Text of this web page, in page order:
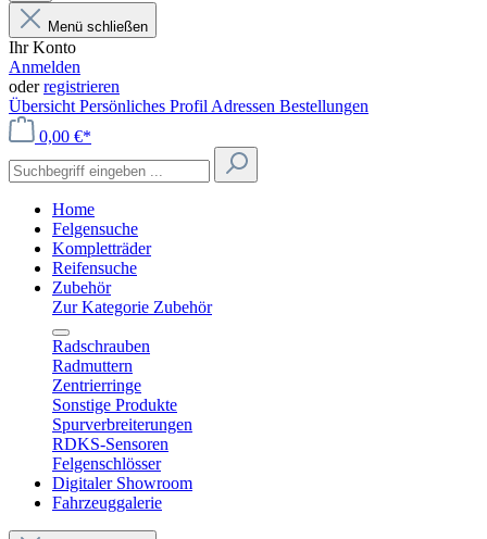
Menü schließen
Ihr Konto
Anmelden
oderregistrieren
Übersicht Persönliches Profil Adressen Bestellungen
0,00 €*
Home
Felgensuche
Kompletträder
Reifensuche
Zubehör
Zur Kategorie Zubehör
Radschrauben
Radmuttern
Zentrierringe
Sonstige Produkte
Spurverbreiterungen
RDKS-Sensoren
Felgenschlösser
Digitaler Showroom
Fahrzeuggalerie